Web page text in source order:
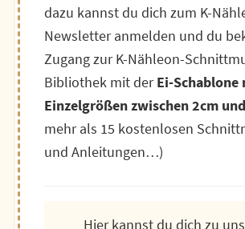
dazu kannst du dich zum K-
Newsletter anmelden und du
Zugang zur K-Nähleon-
Bibliothek mit derEi-Schablone
Einzelgrößen zwischen 2cm
mehr als 15 kostenlosen
und Anleitungen…)
Hier kannst du dich zu